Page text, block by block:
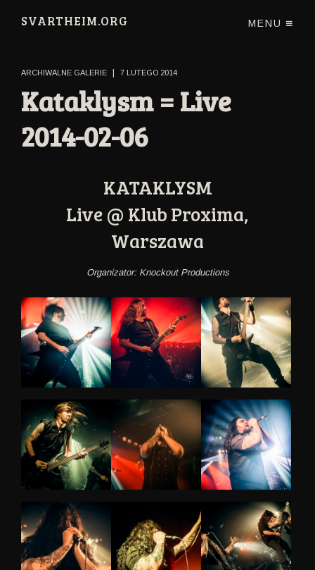
SVARTHEIM.ORG MENU
ARCHIWALNE GALERIE 7 LUTEGO 2014
Kataklysm = Live
2014-02-06
KATAKLYSM
Live @ Klub Proxima,
Warszawa
Organizator: Knockout Productions